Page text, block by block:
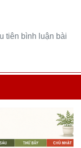
tiên bình luận bài